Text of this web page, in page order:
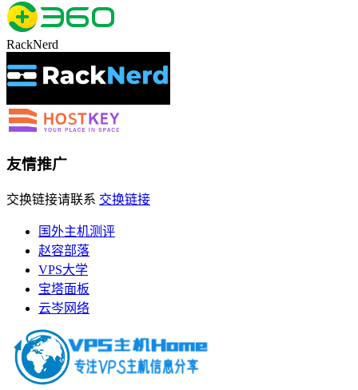
RackNerd
友情推广
交换链接请联系 交换链接
国外主机测评
赵容部落
VPS大学
宝塔面板
云岑网络